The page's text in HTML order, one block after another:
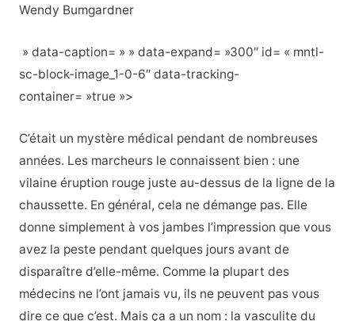
Wendy Bumgardner
» data-caption= » » data-expand= »300″ id= « mntl-
sc-block-image_1-0-6″ data-tracking-
container= »true »>
C’était un mystère médical pendant de nombreuses
années. Les marcheurs le connaissent bien : une
vilaine éruption rouge juste au-dessus de la ligne de la
chaussette. En général, cela ne démange pas. Elle
donne simplement à vos jambes l’impression que vous
avez la peste pendant quelques jours avant de
disparaître d’elle-même. Comme la plupart des
médecins ne l’ont jamais vu, ils ne peuvent pas vous
dire ce que c’est. Mais ça a un nom : la vasculite du